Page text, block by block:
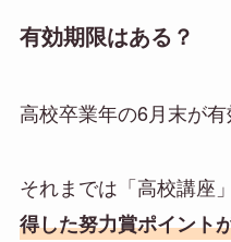
有効期限はある？
高校卒業年の6月末が
それまでは「高校講座
得した努力賞ポイント